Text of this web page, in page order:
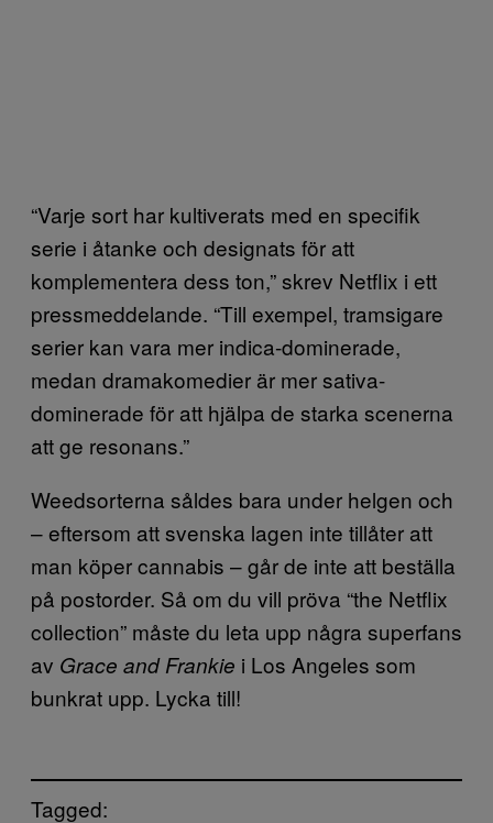
“Varje sort har kultiverats med en specifik
serie i åtanke och designats för att
komplementera dess ton,” skrev Netflix i ett
pressmeddelande. “Till exempel, tramsigare
serier kan vara mer indica-dominerade,
medan dramakomedier är mer sativa-
dominerade för att hjälpa de starka scenerna
att ge resonans.”
Weedsorterna såldes bara under helgen och
– eftersom att svenska lagen inte tillåter att
man köper cannabis – går de inte att beställa
på postorder. Så om du vill pröva “the Netflix
collection” måste du leta upp några superfans
av Grace and Frankie i Los Angeles som
bunkrat upp. Lycka till!
Tagged: